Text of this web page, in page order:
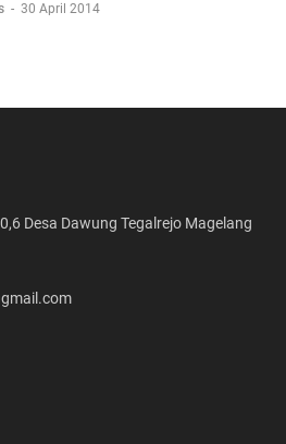
- 30 April 2014
Desa Dawung Tegalrejo Magelang